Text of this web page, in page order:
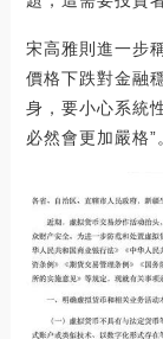
宋高雅則進一步
價格下跌對金融
身，要小心系統
必然會更加嚴格”